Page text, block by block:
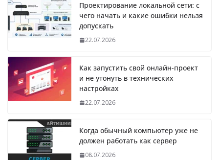
Проектирование локальной сети: с
чего начать и какие ошибки нельзя
допускать
22.07.2026
Как запустить свой онлайн-проект
и не утонуть в технических
настройках
22.07.2026
Когда обычный компьютер уже не
должен работать как сервер
08.07.2026